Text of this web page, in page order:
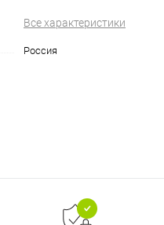
Все характеристики
Россия